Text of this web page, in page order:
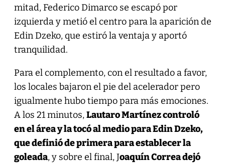
mitad, Federico Dimarco se escapó por
izquierda y metió el centro para la aparición de
Edin Dzeko, que estiró la ventaja y aportó
tranquilidad.
Para el complemento, con el resultado a favor,
los locales bajaron el pie del acelerador pero
igualmente hubo tiempo para más emociones.
A los 21 minutos,Lautaro Martínez controló
en el área y la tocó al medio para Edin Dzeko,
que definió de primera para establecer la
goleada, y sobre el final, Joaquín Correa dejó